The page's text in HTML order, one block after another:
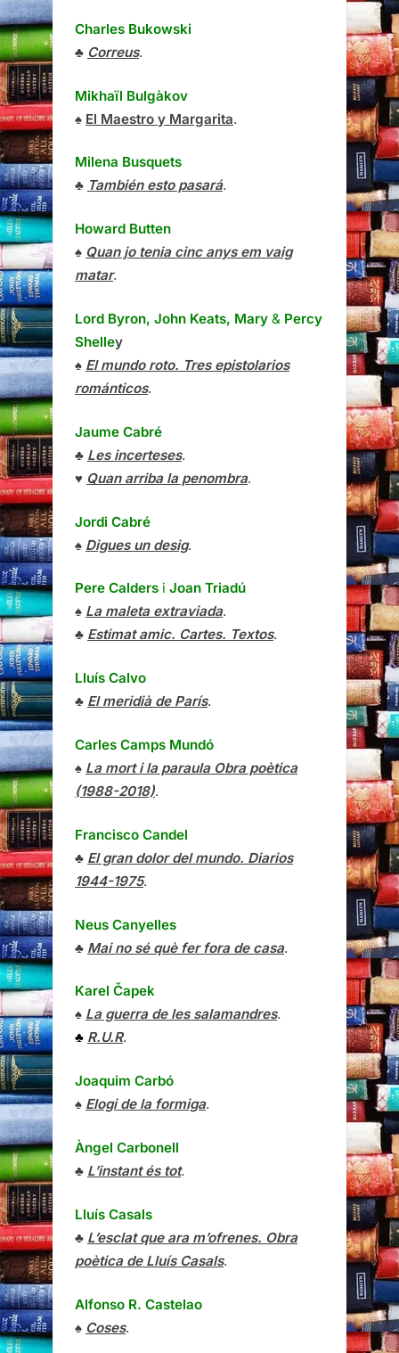
Charles Bukowski
♣ Correus.
Mikhaïl Bulgàkov
♠ El Maestro y Margarita.
Milena Busquets
♣ También esto pasará.
Howard Butten
♠ Quan jo tenia cinc anys em vaig
matar.
Lord Byron, John Keats, Mary & Percy
Shelley
♠ El mundo roto. Tres epistolarios
románticos.
Jaume Cabré
♣ Les incerteses.
♥ Quan arriba la penombra.
Jordi Cabré
♠ Digues un desig.
Pere Calders i Joan Triadú
♠ La maleta extraviada.
♣ Estimat amic. Cartes. Textos.
Lluís Calvo
♣ El meridià de París.
Carles Camps Mundó
♠ La mort i la paraula Obra poètica
(1988-2018).
Francisco Candel
♣ El gran dolor del mundo. Diarios
1944-1975.
Neus Canyelles
♣ Mai no sé què fer fora de casa.
Karel Čapek
♠ La guerra de les salamandres.
♣ R.U.R.
Joaquim Carbó
♠ Elogi de la formiga.
Àngel Carbonell
♣ L’instant és tot.
Lluís Casals
♣ L’esclat que ara m’ofrenes. Obra
poètica de Lluís Casals.
Alfonso R. Castelao
♠ Coses.